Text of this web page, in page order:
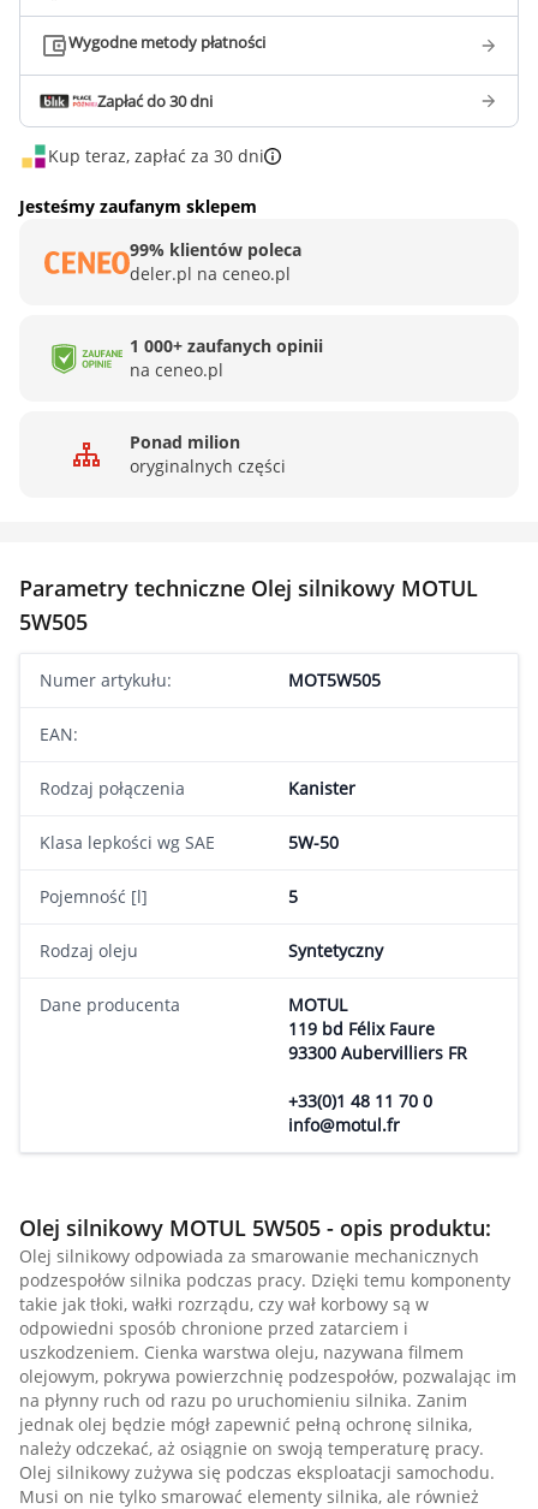
Wygodne metody płatności
Zapłać do 30 dni
Kup teraz, zapłać za 30 dni
Jesteśmy zaufanym sklepem
99% klientów poleca
deler.pl na ceneo.pl
1 000+ zaufanych opinii
na ceneo.pl
Ponad milion
oryginalnych części
Parametry techniczne Olej silnikowy MOTUL
5W505
Numer artykułu: MOT5W505
EAN:
Rodzaj połączenia Kanister
Klasa lepkości wg SAE 5W-50
Pojemność [l] 5
Rodzaj oleju Syntetyczny
Dane producenta
MOTUL
119 bd Félix Faure
93300 Aubervilliers FR
+33(0)1 48 11 70 0
info@motul.fr
Olej silnikowy MOTUL 5W505 - opis produktu:
Olej silnikowy odpowiada za smarowanie mechanicznych
podzespołów silnika podczas pracy. Dzięki temu komponenty
takie jak tłoki, wałki rozrządu, czy wał korbowy są w
odpowiedni sposób chronione przed zatarciem i
uszkodzeniem. Cienka warstwa oleju, nazywana filmem
olejowym, pokrywa powierzchnię podzespołów, pozwalając im
na płynny ruch od razu po uruchomieniu silnika. Zanim
jednak olej będzie mógł zapewnić pełną ochronę silnika,
należy odczekać, aż osiągnie on swoją temperaturę pracy.
Olej silnikowy zużywa się podczas eksploatacji samochodu.
Musi on nie tylko smarować elementy silnika, ale również